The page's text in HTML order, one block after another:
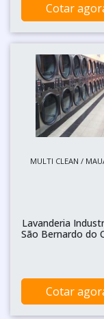
Cotar
MULTI CLEAN /
Lavanderia
São Bernardo do
Cotar